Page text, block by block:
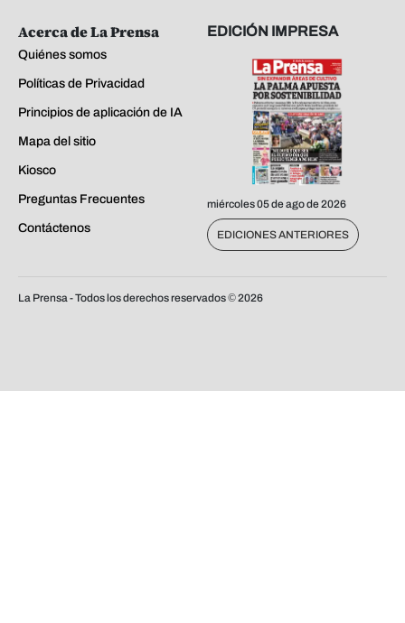
Acerca de La Prensa
Quiénes somos
Políticas de Privacidad
Principios de aplicación de IA
Mapa del sitio
Kiosco
Preguntas Frecuentes
Contáctenos
EDICIÓN IMPRESA
miércoles 05 de ago de 2026
EDICIONES ANTERIORES
La Prensa - Todos los derechos reservados ©2026